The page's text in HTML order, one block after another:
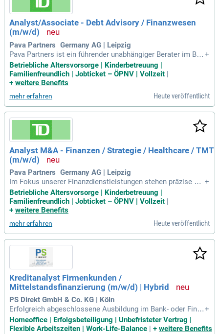
Analyst/Associate - Debt Advisory / Finanzwesen
(m/w/d)
Pava Partners Germany AG | Leipzig
Pava Partners ist ein führender unabhängiger Berater im Ber
eich Tech-M&A, Debt Advisory und Equity Financing in Euro
pa, spezialisiert auf technologieorientierte Unternehmen. Mi
t über 25 Jahren Erfahrung und rund 500 abgeschlossenen T
und Investoren. Das Team besteht aus 14 Partnern und 50 h
ochqualifizierten Mitarbeitenden, die sich auf strategisches
Wachstum konzentrieren. Pava berät Private-Equity-Investor
en und Growth-Capital-Funds in verschiedenen Bereichen. D
azu zählen Software, Cybersecurity, Health Care und Mobilit
y Tech. Profitieren Sie von der Expertise von Pava Partners f
ür Ihre Finanzierungsstrategien und Unternehmensentwicklu
ng.
+
Betriebliche Altersvorsorge | Kinderbetreuung |
Familienfreundlich | Jobticket – ÖPNV | Vollzeit |
+ weitere Benefits
mehr erfahren Heute veröffentlicht
Analyst M&A - Finanzen / Strategie / Healthcare / TMT
(m/w/d)
Pava Partners Germany AG | Leipzig
Im Fokus unserer Finanzdienstleistungen stehen präzise Fin
anzplanungen und Unternehmensbewertungen mithilfe diver
ser Analyseverfahren. Wir unterstützen Due-Diligence-Proze
sse durch umfassende Finanzdatenanalyse und bieten indivi
gagierten Talenten mit einem wirtschaftsnahen Studium und
ausgeprägtem strategischen Denken. Innovationsfreudigkei
t und Analysekompetenz sind bei uns gefragt, um exzellente
Lösungen zu erreichen. Wir bieten flexible Arbeitszeiten und
die Möglichkeit zur individuellen beruflichen Entwicklung, vo
m Intern bis zum Partner. Bei uns sind Kommunikationsstär
ke in Deutsch und Englisch sowie eine passionierte, eigenst
ändige Arbeitsweise entscheidend für den Erfolg.
+
Betriebliche Altersvorsorge | Kinderbetreuung |
Familienfreundlich | Jobticket – ÖPNV | Vollzeit |
+ weitere Benefits
mehr erfahren Heute veröffentlicht
Kreditanalyst Firmenkunden /
Mittelstandsfinanzierung (m/w/d) | Hybrid
PS Direkt GmbH & Co. KG | Köln
Erfolgreich abgeschlossene Ausbildung im Bank- oder Finan
zwesen mit entsprechender Weiterbildung oder ein wirtscha
ftswissenschaftliches Studium mit Schwerpunkt Finanzieru
+
Homeoffice | Erfolgsbeteiligung | Unbefristeter Vertrag |
Flexible Arbeitszeiten | Work-Life-Balance
+ weitere Benefits